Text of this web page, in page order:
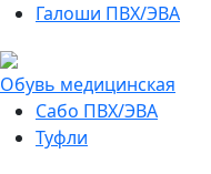
Галоши ПВХ/ЭВА
Обувь медицинская
Сабо ПВХ/ЭВА
Туфли